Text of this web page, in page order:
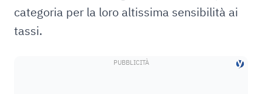
categoria per la loro altissima sensibilità ai
tassi.